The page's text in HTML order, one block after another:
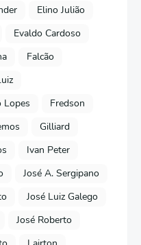
Elino Julião
Evaldo Cardoso
Falcão
Lopes
Fredson
Gilliard
Ivan Peter
José A. Sergipano
José Luiz Galego
José Roberto